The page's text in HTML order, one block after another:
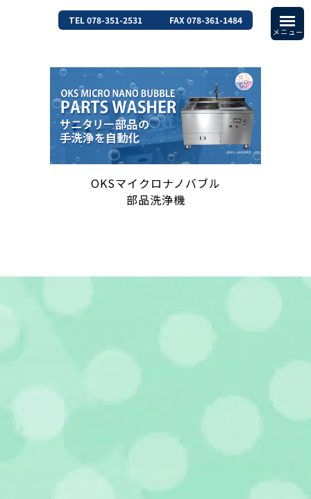
TEL 078-351-2531 FAX 078-361-1484
OKSマイクロナノバブル
部品洗浄機